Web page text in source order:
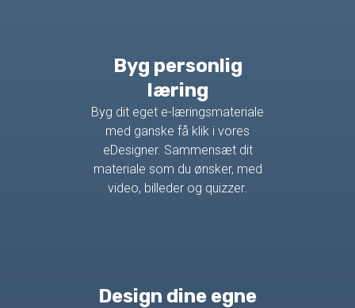
Byg personlig
læring
Byg dit eget e-læringsmateriale
med ganske få klik i vores
eDesigner. Sammensæt dit
materiale som du ønsker, med
video, billeder og quizzer.
Design dine egne